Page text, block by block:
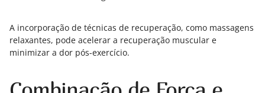
A incorporação de técnicas de recuperação, como massagens
relaxantes, pode acelerar a recuperação muscular e
minimizar a dor pós-exercício.